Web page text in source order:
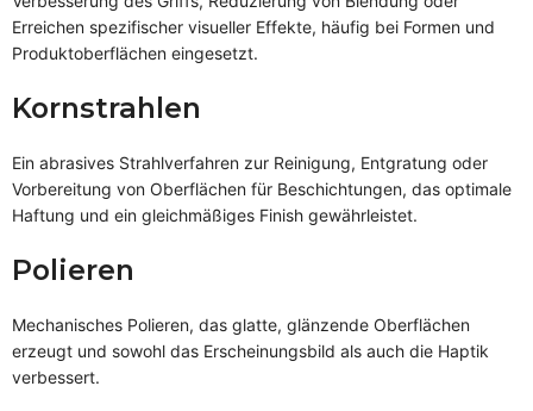
Erreichen spezifischer visueller Effekte, häufig bei Formen und
Produktoberflächen eingesetzt.
Kornstrahlen
Ein abrasives Strahlverfahren zur Reinigung, Entgratung oder
Vorbereitung von Oberflächen für Beschichtungen, das optimale
Haftung und ein gleichmäßiges Finish gewährleistet.
Polieren
Mechanisches Polieren, das glatte, glänzende Oberflächen
erzeugt und sowohl das Erscheinungsbild als auch die Haptik
verbessert.